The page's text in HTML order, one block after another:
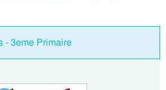
- 3eme Primaire